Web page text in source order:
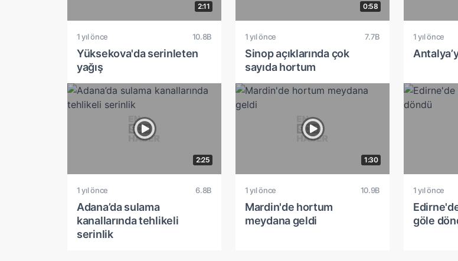
2:11
1 yıl önce 10.8B
Yüksekova'da serinleten
yağış
0:58
1 yıl önce 7.7B
Sinop açıklarında çok
sayıda hortum
1 yıl önce
2:25
1 yıl önce 6.8B
Adana’da sulama
kanallarında tehlikeli
serinlik
1:30
1 yıl önce 10.9B
Mardin'de hortum
meydana geldi
1 yıl önce
göle